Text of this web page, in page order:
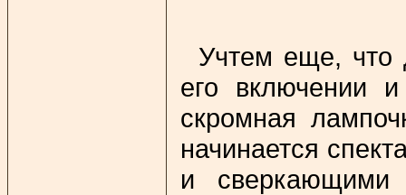
Учтем еще, что
его включении
скромная
начинается
и сверкающими